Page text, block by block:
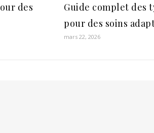
des
Guide complet des
pour des soins
mars 22, 2026